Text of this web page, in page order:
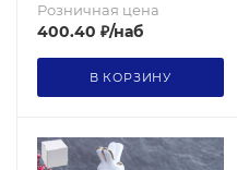
Розничная цена
400.40 ₽/наб
В КОРЗИНУ